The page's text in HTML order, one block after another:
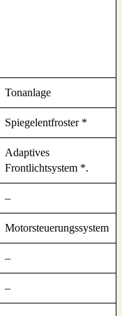
Tonanlage
Spiegelentfroster *
Adaptives
Frontlichtsystem *.
–
Motorsteuerungssystem
–
–